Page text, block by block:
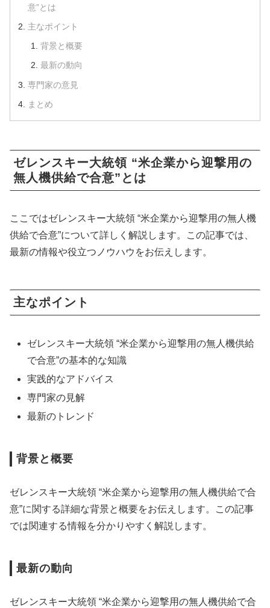
意”とは
主なポイント
背景と概要
最新の動向
専門家の意見
まとめ
ゼレンスキー大統領 “米企業から迎撃用の
無人機供給で合意”とは
ここではゼレンスキー大統領 “米企業から迎撃用の無人機
供給で合意”について詳しく解説します。この記事では、
最新の情報や役立つノウハウをお伝えします。
主なポイント
ゼレンスキー大統領 “米企業から迎撃用の無人機供給
で合意”の基本的な知識
実践的なアドバイス
専門家の見解
最新のトレンド
背景と概要
ゼレンスキー大統領 “米企業から迎撃用の無人機供給で合
意”に関する詳細な背景と概要をお伝えします。この記事
では関連する情報を分かりやすく解説します。
最新の動向
ゼレンスキー大統領 “米企業から迎撃用の無人機供給で合